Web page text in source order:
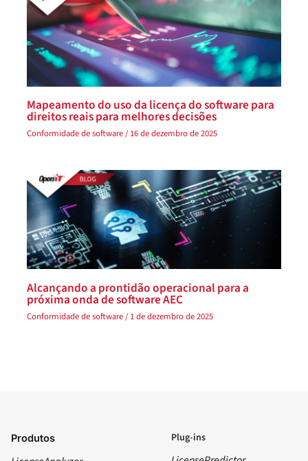
Mapeamento do uso da licença do software para
direitos reais para melhores decisões
Conformidade de software/16 de dezembro de 2025
Alcançando a prontidão operacional para a
próxima onda de software AEC
Conformidade de software/1 de dezembro de 2025
Produtos Plug-ins